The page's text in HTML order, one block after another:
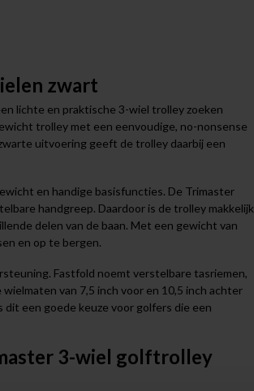
zwart
lichte en praktische 3-wiel trolley zoeken
trolley met een eenvoudige, no-nonsense
uitvoering geeft de trolley daarbij een
en handige basisfuncties. De Trimaster
handgreep. Daardoor is de trolley makkelijk
delen van de baan. Met een gewicht van
en op te bergen.
Fastfold noemt verstelbare tasriemen,
van 7,5 inch voor en 10,5 inch achter
dit een goede keuze voor golfers die een
3-wiel golftrolley